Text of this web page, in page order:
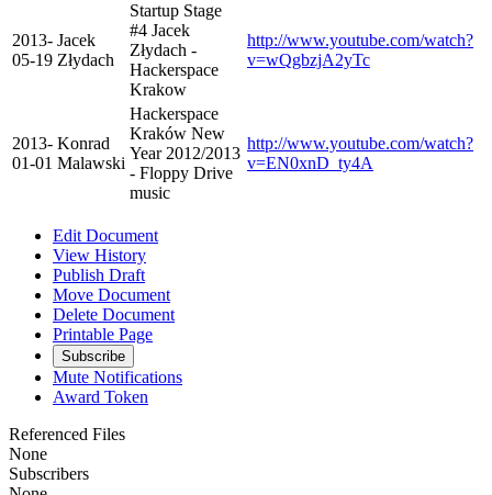
2013-
05-19
Jacek
Złydach
Startup Stage
#4 Jacek
Złydach -
Hackerspace
Krakow
http://www.youtube.com/watch?
v=wQgbzjA2yTc
2013-
01-01
Konrad
Malawski
Hackerspace
Kraków New
Year 2012/2013
- Floppy Drive
music
http://www.youtube.com/watch?
v=EN0xnD_ty4A
Edit Document
View History
Publish Draft
Move Document
Delete Document
Printable Page
Subscribe
Mute Notifications
Award Token
Referenced Files
None
Subscribers